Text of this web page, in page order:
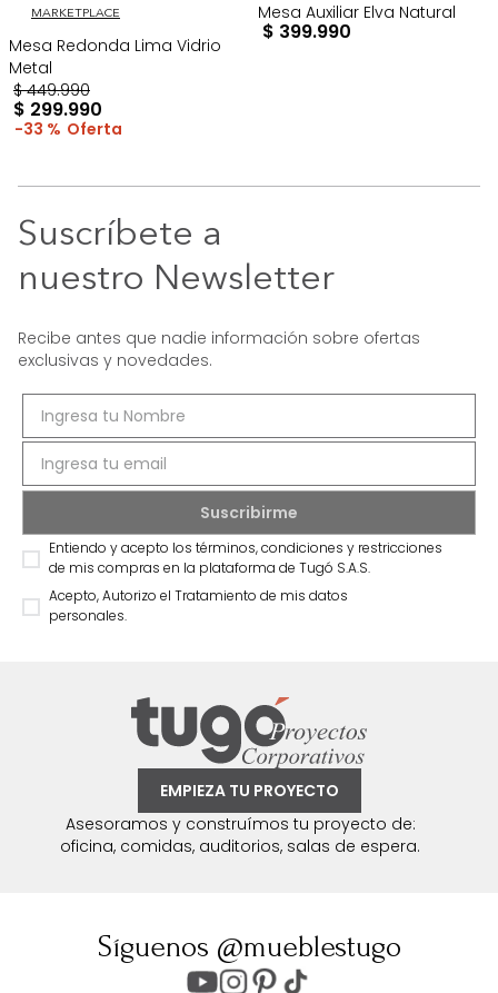
MARKETPLACE
Mesa Redonda Lima Vidrio
Metal
$ 449.990
$ 299.990
33 %
Mesa Auxiliar Elva Natural
$ 399.990
Suscríbete a
nuestro Newsletter
Recibe antes que nadie información sobre ofertas
exclusivas y novedades.
Entiendo y acepto los términos, condiciones y restricciones
de mis compras en la plataforma de Tugó S.A.S.
Acepto, Autorizo el Tratamiento de mis datos
personales.
EMPIEZA TU PROYECTO
Asesoramos y construímos tu proyecto de:
oficina, comidas, auditorios, salas de espera.
Síguenos @mueblestugo